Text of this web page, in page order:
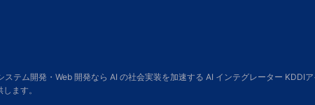
ステム開発・Web 開発なら AI の社会実装を加速する AI インテグレーター
ます。